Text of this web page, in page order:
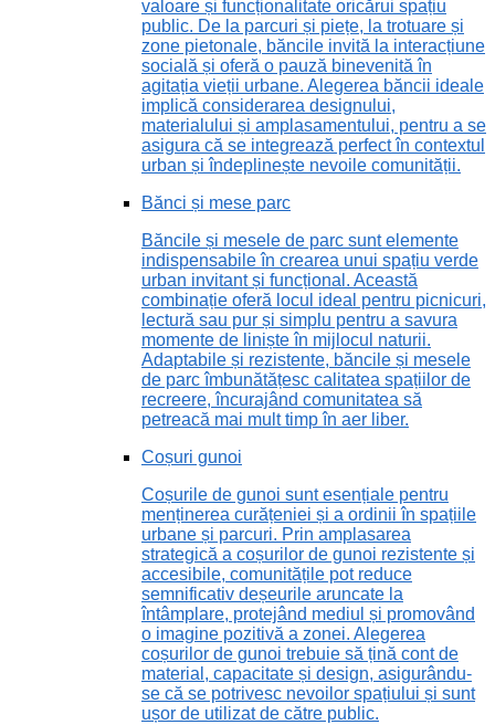
valoare și funcționalitate oricărui spațiu
public. De la parcuri și piețe, la trotuare și
zone pietonale, băncile invită la interacțiune
socială și oferă o pauză binevenită în
agitația vieții urbane. Alegerea băncii ideale
implică considerarea designului,
materialului și amplasamentului, pentru a se
asigura că se integrează perfect în contextul
urban și îndeplinește nevoile comunității.
Bănci și mese parc
Băncile și mesele de parc sunt elemente
indispensabile în crearea unui spațiu verde
urban invitant și funcțional. Această
combinație oferă locul ideal pentru picnicuri,
lectură sau pur și simplu pentru a savura
momente de liniște în mijlocul naturii.
Adaptabile și rezistente, băncile și mesele
de parc îmbunătățesc calitatea spațiilor de
recreere, încurajând comunitatea să
petreacă mai mult timp în aer liber.
Coșuri gunoi
Coșurile de gunoi sunt esențiale pentru
menținerea curățeniei și a ordinii în spațiile
urbane și parcuri. Prin amplasarea
strategică a coșurilor de gunoi rezistente și
accesibile, comunitățile pot reduce
semnificativ deșeurile aruncate la
întâmplare, protejând mediul și promovând
o imagine pozitivă a zonei. Alegerea
coșurilor de gunoi trebuie să țină cont de
material, capacitate și design, asigurându-
se că se potrivesc nevoilor spațiului și sunt
ușor de utilizat de către public.